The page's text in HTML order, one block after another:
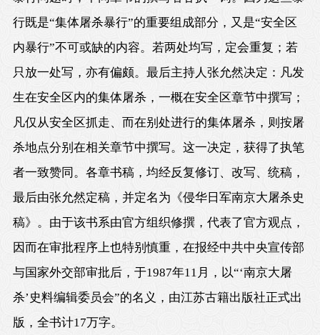
行既是“集体屠杀暴行”的重要组成部分，又是“安全区
内暴行”不可或缺的内容。若两处均写，定会重复；若
只放一处写，亦有偏颇。最后主持人张允然决定：凡发
生在安全区内的集体屠杀，一概在安全区章节中撰写；
凡仅从安全区抓走、而在别处进行的集体屠杀，则按屠
杀地点分别在相关章节中撰写。这一决定，获得了执笔
者一致赞同。各章书稿，均经反复修订、改写、统稿，
最后由张允然定稿，并定名为《侵华日军南京大屠杀史
稿》。由于该书系由官方组织修撰，代表了官方观点，
因而在审批程序上也特别慎重，在报经中共中央宣传部
与国家外交部审批后，于1987年11月，以“‘南京大屠
杀’史料编辑委员会”的名义，由江苏古籍出版社正式出
版，全书计17万字。